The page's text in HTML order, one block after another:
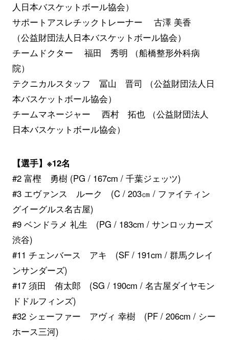
人日本バスケットボール協会）
サポートアスレチックトレーナー 古澤 美香
（公益財団法人日本バスケットボール協会）
チームドクター 福田 秀明 （船橋整形外科病
院）
テクニカルスタッフ 冨山 晋司 （公益財団法人日
本バスケットボール協会）
チームマネージャー 西村 拓也 （公益財団法人
日本バスケットボール協会）
【選手】※12名
#2 富樫 勇樹 (PG / 167cm / 千葉ジェッツ)
#3 エヴァンス ルーク (C / 203㎝ / ファイティン
グイーグルス名古屋)
#9 ベンドラメ 礼生 (PG / 183cm / サンロッカーズ
渋谷)
#11 チェンバース アキ (SF / 191cm / 群馬クレイ
ンサンダーズ)
#17 須田 侑太郎 (SG / 190cm / 名古屋ダイヤモン
ドドルフィンズ)
#32 シェーファー アヴィ 幸樹 (PF / 206cm / シー
ホース三河)